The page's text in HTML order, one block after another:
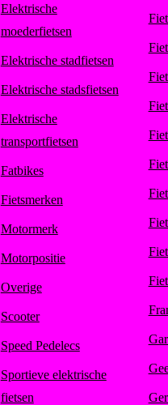
Elektrische
moederfietsen
Elektrische stadfietsen
Elektrische stadsfietsen
Elektrische
transportfietsen
Fatbikes
Fietsmerken
Motormerk
Motorpositie
Overige
Scooter
Speed Pedelecs
Sportieve elektrische
fietsen